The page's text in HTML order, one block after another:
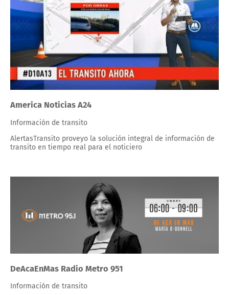
America Noticias A24
Información de transito
AlertasTransito proveyo la solución integral de información de
transito en tiempo real para el noticiero
DeAcaEnMas Radio Metro 951
Información de transito